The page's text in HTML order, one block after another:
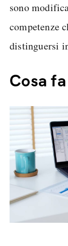
sono
competenze
distinguersi
Cosa